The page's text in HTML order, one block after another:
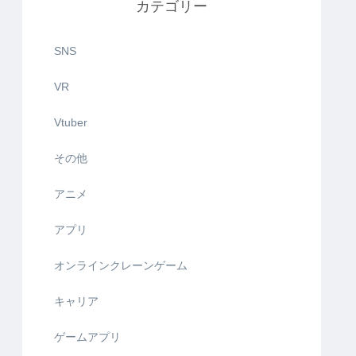
カテゴリー
SNS
VR
Vtuber
その他
アニメ
アプリ
オンラインクレーンゲーム
キャリア
ゲームアプリ